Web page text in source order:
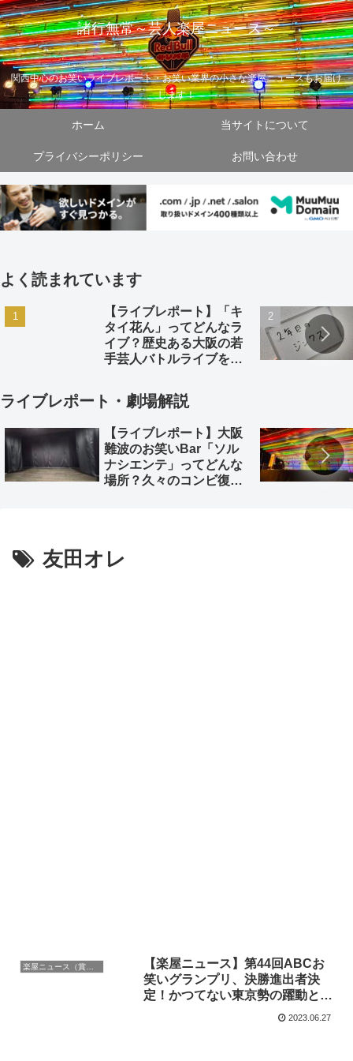
諸行無常～芸人楽屋ニュース～
関西中心のお笑いライブレポート・お笑い業界の小さな楽屋ニュースもお届け
します！
ホーム 当サイトについて
プライバシーポリシー お問い合わせ
よく読まれています
【ライブレポート】「キ
タイ花ん」ってどんなラ
イブ？歴史ある大阪の若
手芸人バトルライブを徹
ライブレポート・劇場解説
【ライブレポート】大阪
難波のお笑いBar「ソル
ナシエンテ」ってどんな
場所？久々のコンビ復活
友田オレ
楽屋ニュース（賞レース）
【楽屋ニュース】第44回ABCお
笑いグランプリ、決勝進出者決
定！かつてない東京勢の躍動と、
2023.06.27